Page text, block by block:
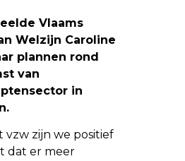
Vlaams
Welzijn Caroline
plannen rond
van
in
vzw zijn we positief
dat er meer